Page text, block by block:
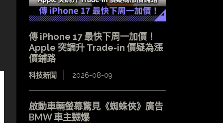
傳 iPhone 17 最快下周一加價！
Apple 突調升 Trade-in 價疑為漲
價鋪路
科技新聞 2026-08-09
啟動車輛螢幕驚見《蜘蛛俠》廣告
BMW 車主嬲爆